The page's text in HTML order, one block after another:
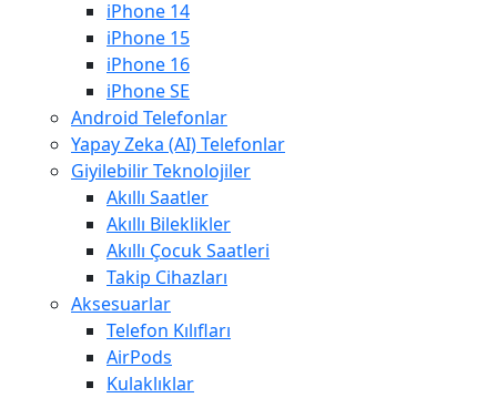
iPhone 14
iPhone 15
iPhone 16
iPhone SE
Android Telefonlar
Yapay Zeka (AI) Telefonlar
Giyilebilir Teknolojiler
Akıllı Saatler
Akıllı Bileklikler
Akıllı Çocuk Saatleri
Takip Cihazları
Aksesuarlar
Telefon Kılıfları
AirPods
Kulaklıklar